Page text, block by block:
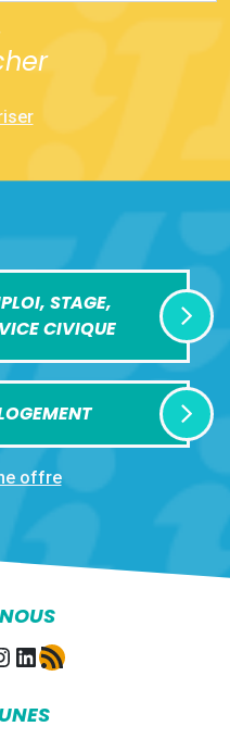
STAGE,
CIVIQUE
offre
LinkedIn
Flux RSS